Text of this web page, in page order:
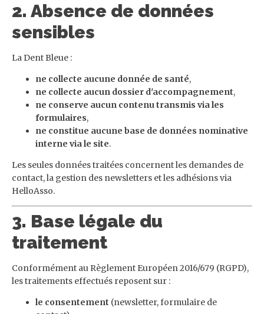
2. Absence de données
sensibles
La Dent Bleue :
ne collecte aucune donnée de santé,
ne collecte aucun dossier d'accompagnement,
ne conserve aucun contenu transmis via les
formulaires,
ne constitue aucune base de données nominative
interne via le site.
Les seules données traitées concernent les demandes de
contact, la gestion des newsletters et les adhésions via
HelloAsso.
3. Base légale du
traitement
Conformément au Règlement Européen 2016/679 (RGPD),
les traitements effectués reposent sur :
le consentement (newsletter, formulaire de